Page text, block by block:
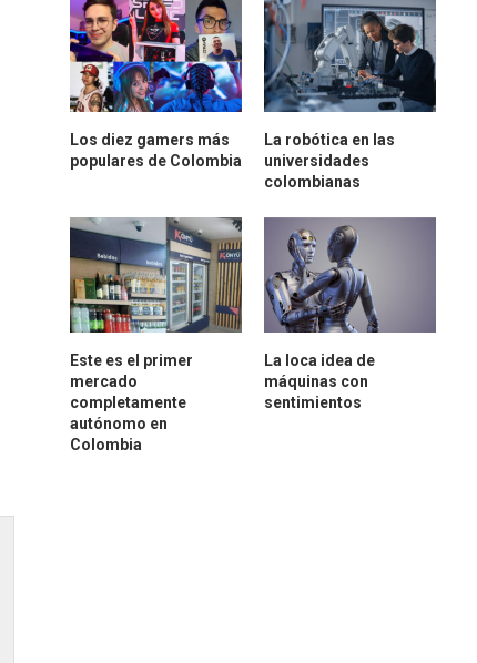
Los diez gamers más
populares de Colombia
La robótica en las
universidades
colombianas
Este es el primer
mercado
completamente
autónomo en
Colombia
La loca idea de
máquinas con
sentimientos